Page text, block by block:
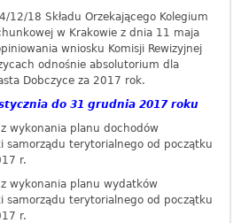
12/18 Składu Orzekającego Kolegium
w Krakowie z dnia 11 maja
wniosku Komisji Rewizyjnej
odnośnie absolutorium dla
Dobczyce za 2017 rok.
do 31 grudnia 2017 roku
wykonania planu dochodów
samorządu terytorialnego od początku
r.
wykonania planu wydatków
samorządu terytorialnego od początku
r.